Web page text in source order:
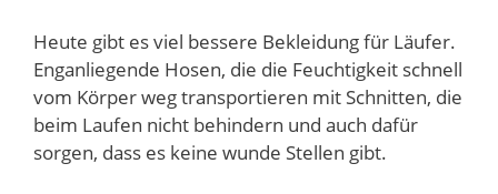
Heute gibt es viel bessere Bekleidung für Läufer.
Enganliegende Hosen, die die Feuchtigkeit schnell
vom Körper weg transportieren mit Schnitten, die
beim Laufen nicht behindern und auch dafür
sorgen, dass es keine wunde Stellen gibt.